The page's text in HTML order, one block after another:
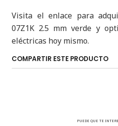
Visita el enlace para
07Z1K 2.5 mm verde y
eléctricas hoy mismo.
COMPARTIR ESTE PRODUCTO
PUEDE QUE TE